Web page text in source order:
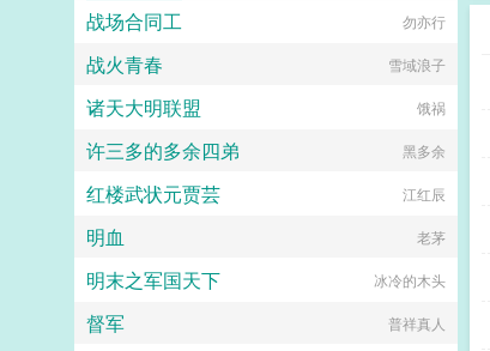
战场合同工
勿亦行
战火青春 雪域浪子
诸天大明联盟 饿祸
许三多的多余四弟 黑多余
红楼武状元贾芸 江红辰
明血 老茅
明末之军国天下 冰冷的木头
督军 普祥真人